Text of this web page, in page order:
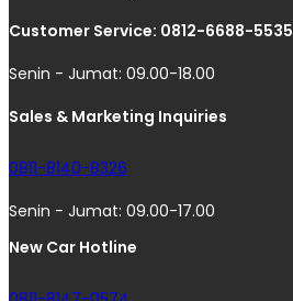
Customer Service: 0812-6688-5535
Senin - Jumat: 09.00-18.00
Sales & Marketing Inquiries
0811-8140-8326
Senin - Jumat: 09.00-17.00
New Car Hotline